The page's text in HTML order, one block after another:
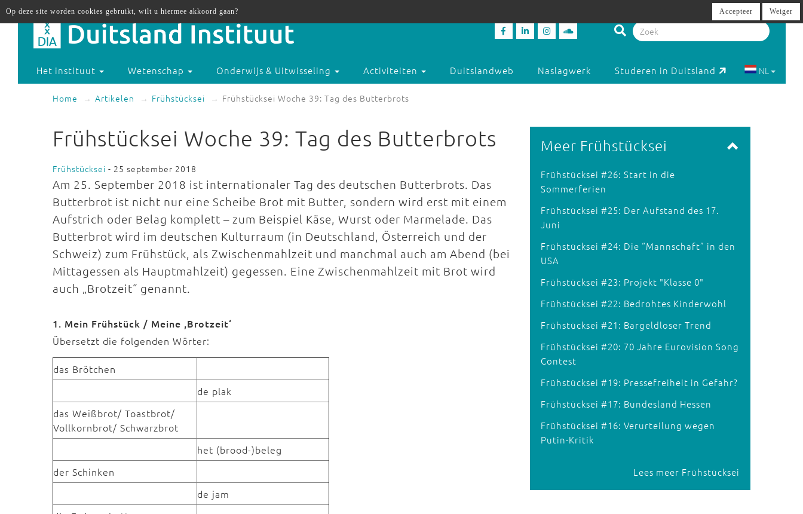
Het instituut Wetenschap Onderwijs & Uitwisseling Activiteiten Duitslandweb Naslagwerk Studeren in Duitsland NL
Home Artikelen Frühstücksei Frühstücksei Woche 39: Tag des Butterbrots
Frühstücksei Woche 39: Tag des Butterbrots
Frühstücksei - 25 september 2018
Am 25. September 2018 ist internationaler Tag des deutschen Butterbrots. Das
Butterbrot ist nicht nur eine Scheibe Brot mit Butter, sondern wird erst mit einem
Aufstrich oder Belag komplett – zum Beispiel Käse, Wurst oder Marmelade. Das
Butterbrot wird im deutschen Kulturraum (in Deutschland, Österreich und der
Schweiz) zum Frühstück, als Zwischenmahlzeit und manchmal auch am Abend (bei
Mittagessen als Hauptmahlzeit) gegessen. Eine Zwischenmahlzeit mit Brot wird
auch „Brotzeit“ genannt.
1. Mein Frühstück / Meine ,Brotzeit‘
Übersetzt die folgenden Wörter:
das Brötchen
de plak
das Weißbrot/ Toastbrot/
Vollkornbrot/ Schwarzbrot
het (brood-)beleg
der Schinken
de jam
Meer Frühstücksei
Frühstücksei #26: Start in die
Sommerferien
Frühstücksei #25: Der Aufstand des 17.
Juni
Frühstücksei #24: Die “Mannschaft” in den
USA
Frühstücksei #23: Projekt "Klasse 0"
Frühstücksei #22: Bedrohtes Kinderwohl
Frühstücksei #21: Bargeldloser Trend
Frühstücksei #20: 70 Jahre Eurovision Song
Contest
Frühstücksei #19: Pressefreiheit in Gefahr?
Frühstücksei #17: Bundesland Hessen
Frühstücksei #16: Verurteilung wegen
Putin-Kritik
Lees meer Frühstücksei
Op deze site worden cookies gebruikt, wilt u hiermee akkoord gaan? Accepteer Weiger